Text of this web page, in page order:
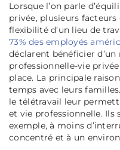
Lorsque l’on parle
privée, plusieurs facteurs
flexibilité d’un lieu de
73% des employés
déclarent bénéficier
professionnelle-vie
place. La principale
temps avec leurs
le télétravail leur
et vie professionnelle. Ils
exemple, à moins
concentré et à un